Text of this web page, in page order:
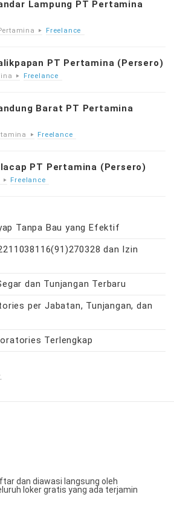
Lampung PT Pertamina
Freelance
PT Pertamina (Persero)
Freelance
Barat PT Pertamina
Freelance
PT Pertamina (Persero)
Freelance
Tanpa Bau yang Efektif
dan Izin
dan Tunjangan Terbaru
per Jabatan, Tunjangan, dan
Terlengkap
dan diawasi langsung oleh
loker gratis yang ada terjamin